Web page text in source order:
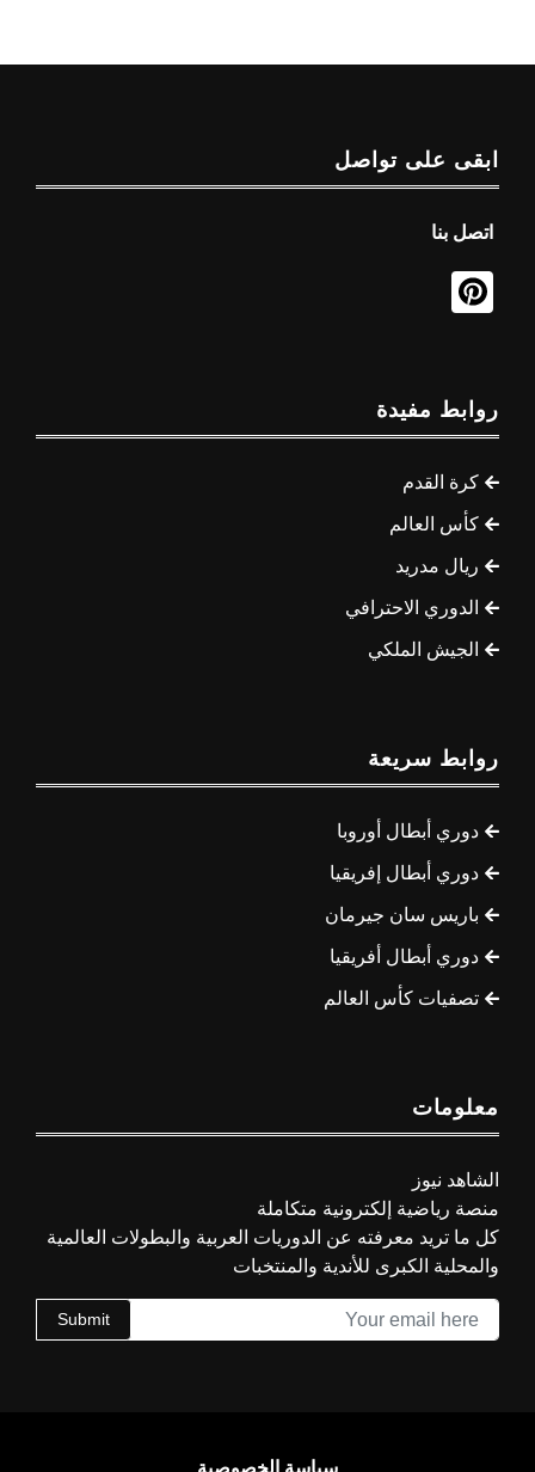
ابقى على تواصل
اتصل بنا
روابط مفيدة
كرة القدم
كأس العالم
ريال مدريد
الدوري الاحترافي
الجيش الملكي
روابط سريعة
دوري أبطال أوروبا
دوري أبطال إفريقيا
باريس سان جيرمان
دوري أبطال أفريقيا
تصفيات كأس العالم
معلومات
الشاهد نيوز
منصة رياضية إلكترونية متكاملة
كل ما تريد معرفته عن الدوريات العربية والبطولات العالمية
والمحلية الكبرى للأندية والمنتخبات
Submit